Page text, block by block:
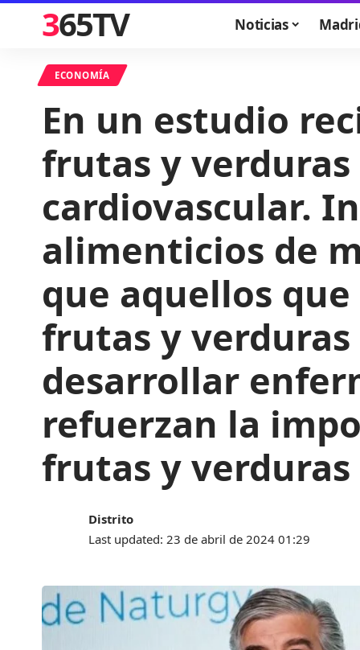
365TV Noticias
ECONOMÍA
En un estudio
frutas y
cardiovascular.
alimenticios de
que aquellos
frutas y
desarrollar
refuerzan la
frutas y
Last updated: 23 de abril de 2024 01:29
Distrito